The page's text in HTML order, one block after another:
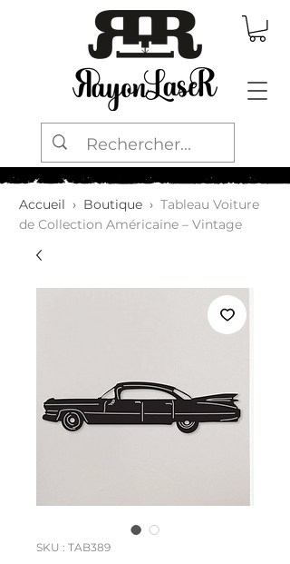
Accueil › Boutique › Tableau Voiture
de Collection Américaine – Vintage
SKU : TAB389